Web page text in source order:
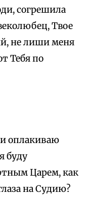
согрешила
Твое
не лиши меня
Тебя по
оплакиваю
буду
Царем, как
на Судию?